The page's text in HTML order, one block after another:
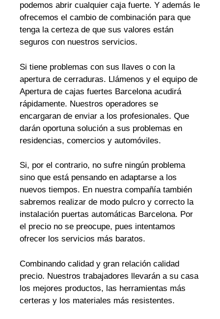
podemos abrir cualquier caja fuerte. Y además le
ofrecemos el cambio de combinación para que
tenga la certeza de que sus valores están
seguros con nuestros servicios.
Si tiene problemas con sus llaves o con la
apertura de cerraduras. Llámenos y el equipo de
Apertura de cajas fuertes Barcelona acudirá
rápidamente. Nuestros operadores se
encargaran de enviar a los profesionales. Que
darán oportuna solución a sus problemas en
residencias, comercios y automóviles.
Si, por el contrario, no sufre ningún problema
sino que está pensando en adaptarse a los
nuevos tiempos. En nuestra compañía también
sabremos realizar de modo pulcro y correcto la
instalación puertas automáticas Barcelona. Por
el precio no se preocupe, pues intentamos
ofrecer los servicios más baratos.
Combinando calidad y gran relación calidad
precio. Nuestros trabajadores llevarán a su casa
los mejores productos, las herramientas más
certeras y los materiales más resistentes.